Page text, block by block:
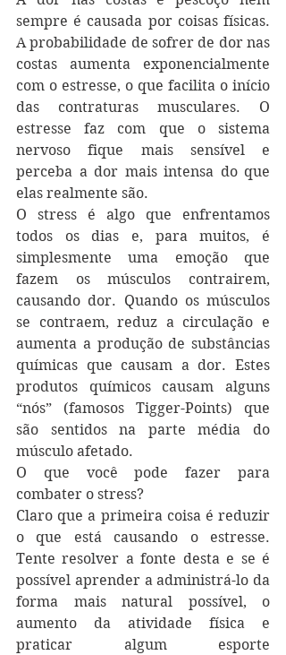
sempre é causada por coisas físicas.
A probabilidade de sofrer de dor nas
costas aumenta exponencialmente
com o estresse, o que facilita o início
das contraturas musculares. O
estresse faz com que o sistema
nervoso fique mais sensível e
perceba a dor mais intensa do que
elas realmente são.
O stress é algo que enfrentamos
todos os dias e, para muitos, é
simplesmente uma emoção que
fazem os músculos contrairem,
causando dor. Quando os músculos
se contraem, reduz a circulação e
aumenta a produção de substâncias
químicas que causam a dor. Estes
produtos químicos causam alguns
“nós” (famosos Tigger-Points) que
são sentidos na parte média do
músculo afetado.
O que você pode fazer para
combater o stress?
Claro que a primeira coisa é reduzir
o que está causando o estresse.
Tente resolver a fonte desta e se é
possível aprender a administrá-lo da
forma mais natural possível, o
aumento da atividade física e
praticar algum esporte